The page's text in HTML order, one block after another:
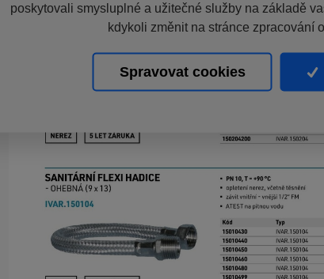
poskytovali smysluplné a užitečné služby na základě
kdykoli změnit na stránce zpracování
Spravovat cookies